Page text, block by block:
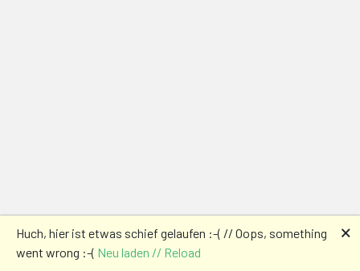
Huch, hier ist etwas schief gelaufen :-( // Oops, something
went wrong :-( Neu laden // Reload
🗙